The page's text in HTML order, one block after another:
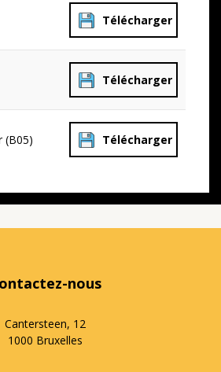
Télécharger
Télécharger
(B05) Télécharger
nous
Cantersteen, 12
1000 Bruxelles